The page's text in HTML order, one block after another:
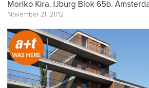
Moriko Kira. IJburg Blok 65b.
November 21, 2012